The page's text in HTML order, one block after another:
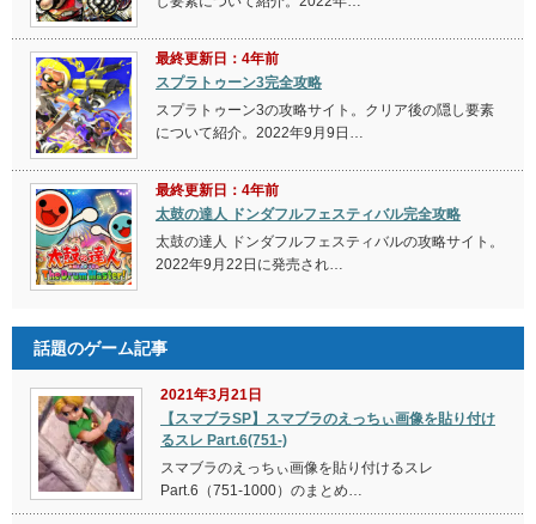
最終更新日：4年前
スプラトゥーン3完全攻略
スプラトゥーン3の攻略サイト。クリア後の隠し要素
について紹介。2022年9月9日…
最終更新日：4年前
太鼓の達人 ドンダフルフェスティバル完全攻略
太鼓の達人 ドンダフルフェスティバルの攻略サイト。
2022年9月22日に発売され…
話題のゲーム記事
2021年3月21日
【スマブラSP】スマブラのえっちぃ画像を貼り付け
るスレ Part.6(751-)
スマブラのえっちぃ画像を貼り付けるスレ
Part.6（751-1000）のまとめ…